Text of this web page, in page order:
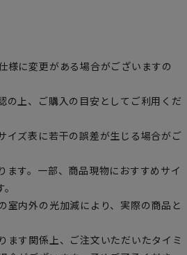
に変更がある場合がございますの
上、ご購入の目安としてご利用くだ
ズ表に若干の誤差が生じる場合がご
す。一部、商品現物におすすめサイ
内外の光加減により、実際の商品と
す関係上、ご注文いただいたタイミ